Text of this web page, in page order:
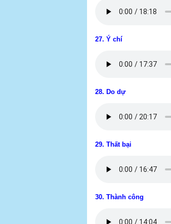
27. Ý chí
28. Do dự
29. Thất bại
30. Thành công